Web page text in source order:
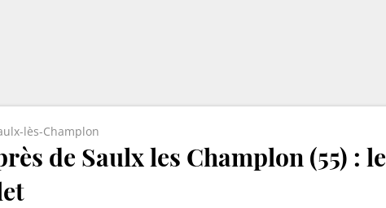
lès-Champlon
de Saulx les Champlon (55) : le